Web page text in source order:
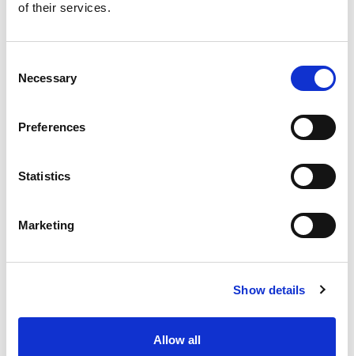
of their services.
Selection
Necessary
Preferences
Statistics
Marketing
Show details
Allow all
los enmarca dentro de un gran aro. El resto de la
ingravidez y la desmaterialización. En la otra
escultura, que reposa en el suelo a través de un
volumen triangular de alambre, la inmaterialidad
se consigue a través del equilibrio de unas bolas
siendo stabiles que se asientan en el suelo, el
más significativo que en otras obras móviles
En esos años, Calder había quedado fascinado
estrellas en fuga, de grandes sistemas celestes
con pequeños desplazamientos planetarios en